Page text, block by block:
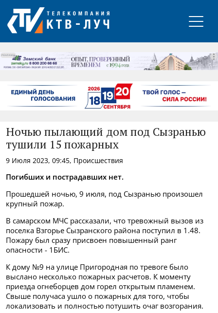
РЕКЛАМА
Ночью пылающий дом под Сызранью
тушили 15 пожарных
9 Июля 2023, 09:45, Происшествия
Погибших и пострадавших нет.
Прошедшей ночью, 9 июля, под Сызранью произошел
крупный пожар.
В самарском МЧС рассказали, что тревожный вызов из
поселка Взгорье Сызранского района поступил в 1.48.
Пожару был сразу присвоен повышенный ранг
опасности - 1БИС.
К дому №9 на улице Пригородная по тревоге было
выслано несколько пожарных расчетов. К моменту
приезда огнеборцев дом горел открытым пламенем.
Свыше получаса ушло о пожарных для того, чтобы
локализовать и полностью потушить очаг возгорания.